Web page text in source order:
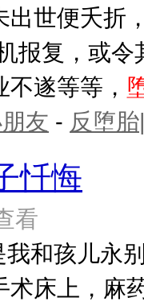
出世便夭折
报复，或
遂等等，
友 - 反堕
忏悔
看
和孩儿永
术床上，麻